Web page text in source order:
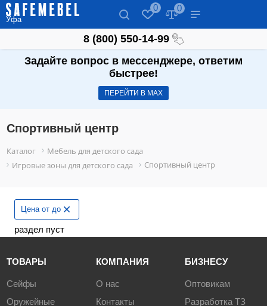
Уфа
0 0
8 (800) 550-14-99
Задайте вопрос в мессенджере, ответим
быстрее!
ПЕРЕЙТИ В МАХ
Спортивный центр
Каталог
Мебель для детского сада
Игровые зоны для детского сада
Спортивный центр
Цена от до
раздел пуст
ТОВАРЫ
Сейфы
Оружейные
КОМПАНИЯ
О нас
Контакты
БИЗНЕСУ
Оптовикам
Разработка ТЗ